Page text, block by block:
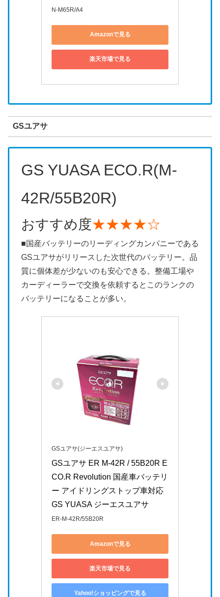
N-M65R/A4
Amazonで見る
楽天市場で見る
GSユアサ
GS YUASA ECO.R(M-
42R/55B20R)
おすすめ度★★★★☆
■国産バッテリーのリーディングカンパニーである
GSユアサがリリースした次世代のバッテリー。品
質に個体差が少ないのも安心できる。整備工場や
カーディーラーで交換を依頼するとこのランクの
バッテリーになることが多い。
GSユアサ(ジーエスユアサ)
GSユアサ ER M-42R / 55B20R E
CO.R Revolution 国産車バッテリ
ー アイドリングストップ車対応
GS YUASA ジーエスユアサ
ER-M-42R/55B20R
Amazonで見る
楽天市場で見る
Yahoo!ショッピングで見る